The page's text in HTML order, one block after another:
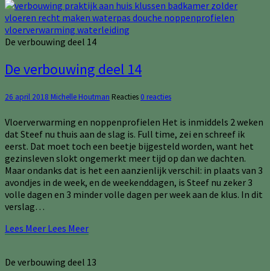
De verbouwing deel 14
De verbouwing deel 14
26 april 2018 Michelle Houtman Reacties 0 reacties
Vloerverwarming en noppenprofielen Het is inmiddels 2 weken
dat Steef nu thuis aan de slag is. Full time, zei en schreef ik
eerst. Dat moet toch een beetje bijgesteld worden, want het
gezinsleven slokt ongemerkt meer tijd op dan we dachten.
Maar ondanks dat is het een aanzienlijk verschil: in plaats van 3
avondjes in de week, en de weekenddagen, is Steef nu zeker 3
volle dagen en 3 minder volle dagen per week aan de klus. In dit
verslag…
Lees Meer Lees Meer
De verbouwing deel 13